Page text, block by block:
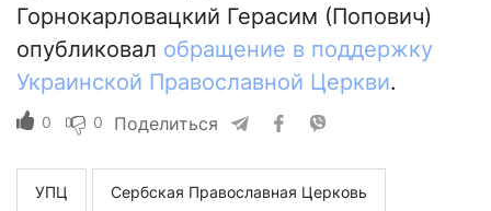
Горнокарловацкий Герасим (Попович)
опубликовал обращение в поддержку
Украинской Православной Церкви.
0 0 Поделиться
УПЦ Сербская Православная Церковь